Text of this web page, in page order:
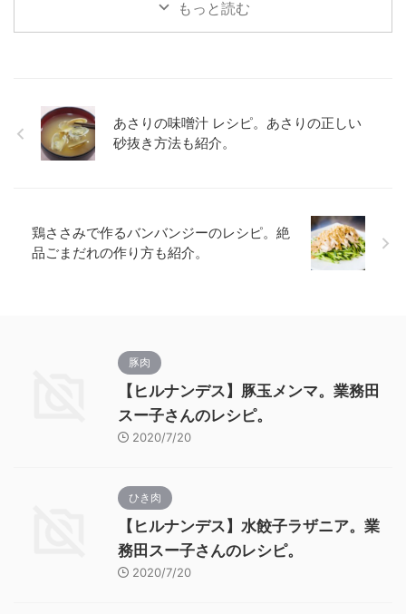
もっと読む
あさりの味噌汁 レシピ。あさりの正しい
砂抜き方法も紹介。
鶏ささみで作るバンバンジーのレシピ。絶
品ごまだれの作り方も紹介。
豚肉
【ヒルナンデス】豚玉メンマ。業務田
スー子さんのレシピ。
2020/7/20
ひき肉
【ヒルナンデス】水餃子ラザニア。業
務田スー子さんのレシピ。
2020/7/20